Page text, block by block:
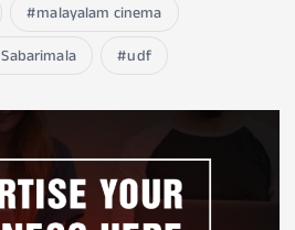
malayalam cinema
Sabarimala udf